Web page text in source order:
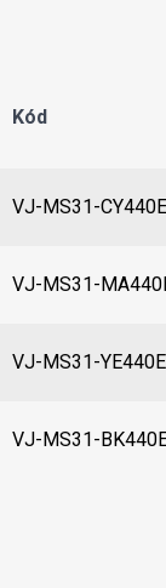
Kód
VJ-MS31-CY440E
VJ-MS31-
VJ-MS31-YE440E
VJ-MS31-